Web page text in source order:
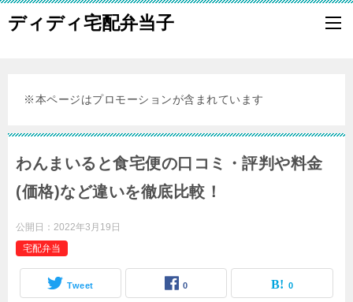
ディディ宅配弁当子
※本ページはプロモーションが含まれています
わんまいると食宅便の口コミ・評判や料金
(価格)など違いを徹底比較！
公開日： 2022年3月19日
宅配弁当
Tweet 0 0